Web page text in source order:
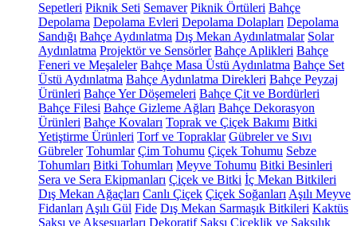
Sepetleri Piknik Seti Semaver Piknik Örtüleri Bahçe
Depolama Depolama Evleri Depolama Dolapları Depolama
Sandığı Bahçe Aydınlatma Dış Mekan Aydınlatmalar Solar
Aydınlatma Projektör ve Sensörler Bahçe Aplikleri Bahçe
Feneri ve Meşaleler Bahçe Masa Üstü Aydınlatma Bahçe Set
Üstü Aydınlatma Bahçe Aydınlatma Direkleri Bahçe Peyzaj
Ürünleri Bahçe Yer Döşemeleri Bahçe Çit ve Bordürleri
Bahçe Filesi Bahçe Gizleme Ağları Bahçe Dekorasyon
Ürünleri Bahçe Kovaları Toprak ve Çiçek Bakımı Bitki
Yetiştirme Ürünleri Torf ve Topraklar Gübreler ve Sıvı
Gübreler Tohumlar Çim Tohumu Çiçek Tohumu Sebze
Tohumları Bitki Tohumları Meyve Tohumu Bitki Besinleri
Sera ve Sera Ekipmanları Çiçek ve Bitki İç Mekan Bitkileri
Dış Mekan Ağaçları Canlı Çiçek Çiçek Soğanları Aşılı Meyve
Fidanları Aşılı Gül Fide Dış Mekan Sarmaşık Bitkileri Kaktüs
Saksı ve Aksesuarları Dekoratif Saksı Çiçeklik ve Saksılık